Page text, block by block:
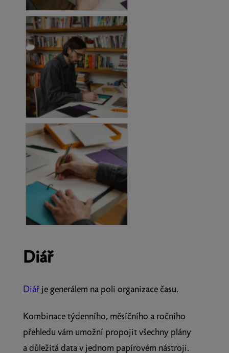
Diář
Diářje generálem na poli organizace času.
Kombinace týdenního, měsíčního a ročního
přehledu vám umožní propojit všechny plány
a důležitá data v jednom papírovém nástroji.